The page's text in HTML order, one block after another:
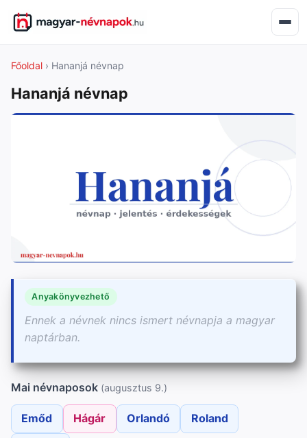
Főoldal › Hananjá névnap
Hananjá névnap
Anyakönyvezhető
Ennek a névnek nincs ismert névnapja a magyar
naptárban.
Mai névnaposok (augusztus 9.)
Emőd Hágár Orlandó Roland